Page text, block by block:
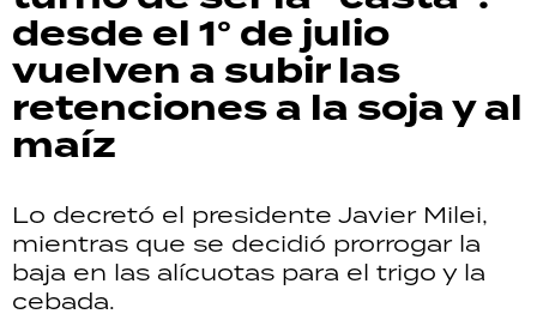
desde el 1° de julio
vuelven a subir las
retenciones a la soja y al
maíz
Lo decretó el presidente Javier Milei,
mientras que se decidió prorrogar la
baja en las alícuotas para el trigo y la
cebada.
ECONOMÍA
GRAN HERMANO
DEPORTES
TECNOLOGÍA